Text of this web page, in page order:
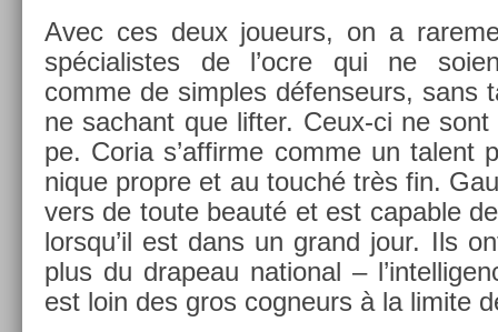
Avec ces deux joueurs, on a
spécialis­tes de l’ocre qui ne
comme de sim­ples défen­seurs, sans
ne sac­hant que li­ft­er. Ceux-ci ne
pe. Coria s’af­firme comme un talent
nique pro­pre et au touché très fin.
v­ers de toute beauté et est cap­able
lorsqu’il est dans un grand jour. Ils
plus du drapeau nation­al –
est loin des gros cog­neurs à la li­mite